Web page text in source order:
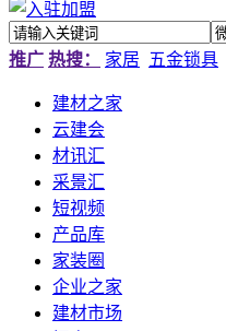
推广 热搜： 家居 五金锁具
建材之家
云建会
材讯汇
采景汇
短视频
产品库
家装圈
企业之家
建材市场